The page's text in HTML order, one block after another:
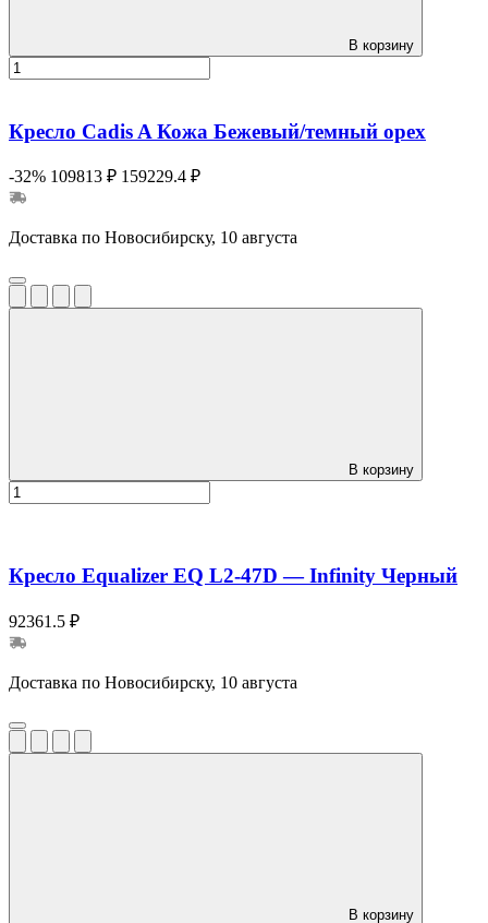
В корзину
Кресло Cadis A Кожа Бежевый/темный орех
-32% 109813 ₽ 159229.4 ₽
Доставка по Новосибирску, 10 августа
В корзину
Кресло Equalizer EQ L2-47D — Infinity Черный
92361.5 ₽
Доставка по Новосибирску, 10 августа
В корзину